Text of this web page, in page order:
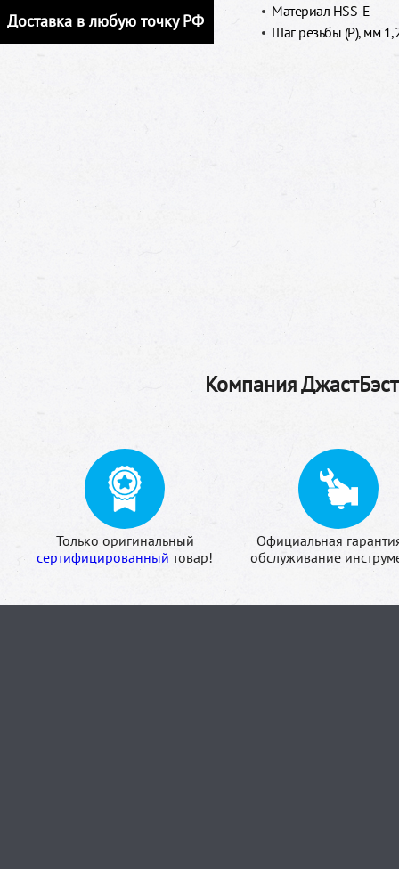
Доставка в любую точку РФ
Материал HSS-E
Шаг резьбы (P), мм
Компания
Только оригинальный
сертифицированный товар!
Официальная
обслуживание